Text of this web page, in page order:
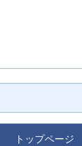
トップページ